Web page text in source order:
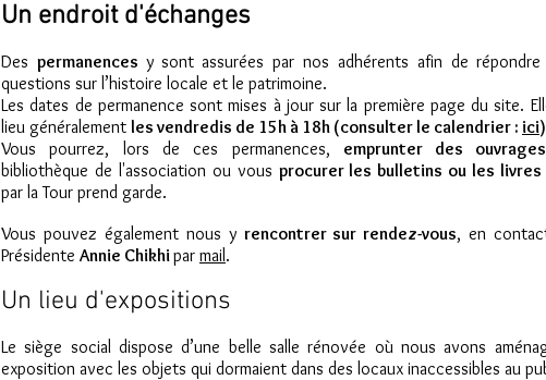
Un endroit d'échanges
Des permanences y sont assurées par nos adhérents afin de
questions sur l’histoire locale et le patrimoine.
Les dates de permanence sont mises à jour sur la première page du site.
lieu généralement les vendredis de 15h à 18h (consulter le calendrier : ici)
Vous pourrez, lors de ces permanences, emprunter des ouvrages
bibliothèque de l'association ou vous procurer les bulletins ou les livres
par la Tour prend garde.
Vous pouvez également nous y rencontrer sur rendez-vous, en
Présidente Annie Chikhipar mail.
Un lieu d'expositions
Le siège social dispose d’une belle salle rénovée où nous avons
exposition avec les objets qui dormaient dans des locaux inaccessibles au